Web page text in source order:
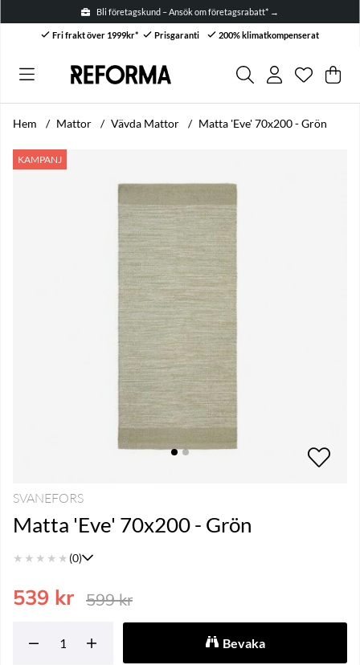
Bli företagskund – Ansök om företagsrabatt* →
Fri frakt över 1999kr* Prisgaranti 200% klimatkompenserat
Antal i
. .
Hem Mattor Vävda Mattor Matta 'Eve' 70x200 - Grön
KAMPANJ
Produktbilder Matta 'Eve' 70x200 - Grön
SVANEFORS
Matta 'Eve' 70x200 - Grön
★ ★ ★ ★ ★ (0)
599kr
539 kr
Bevaka